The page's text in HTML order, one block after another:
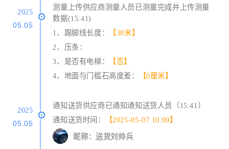
2025
05.05
测量上传供应商测量人员已测量完成并上传测量
数据(15:41)
1、踢脚线长度：
【38米】
2、压条：
3、是否有电梯：
【否】
4、地面与门槛石高度差：
【0厘米】
2025
05.05
通知送货供应商已通知通知送货人员（15:41）
通知送货时间：
【2025-05-07 10:00】
昵称：送货刘帅兵